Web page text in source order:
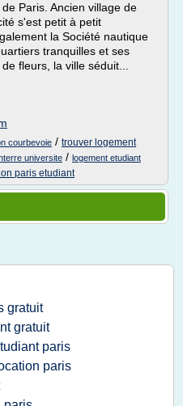
Paris. Ancien village de
s'est petit à petit
la Société nautique
tranquilles et ses
fleurs, la ville séduit...
courbevoie / trouver logement
universite / logement etudiant
paris etudiant
gratuit
gratuit
paris
paris